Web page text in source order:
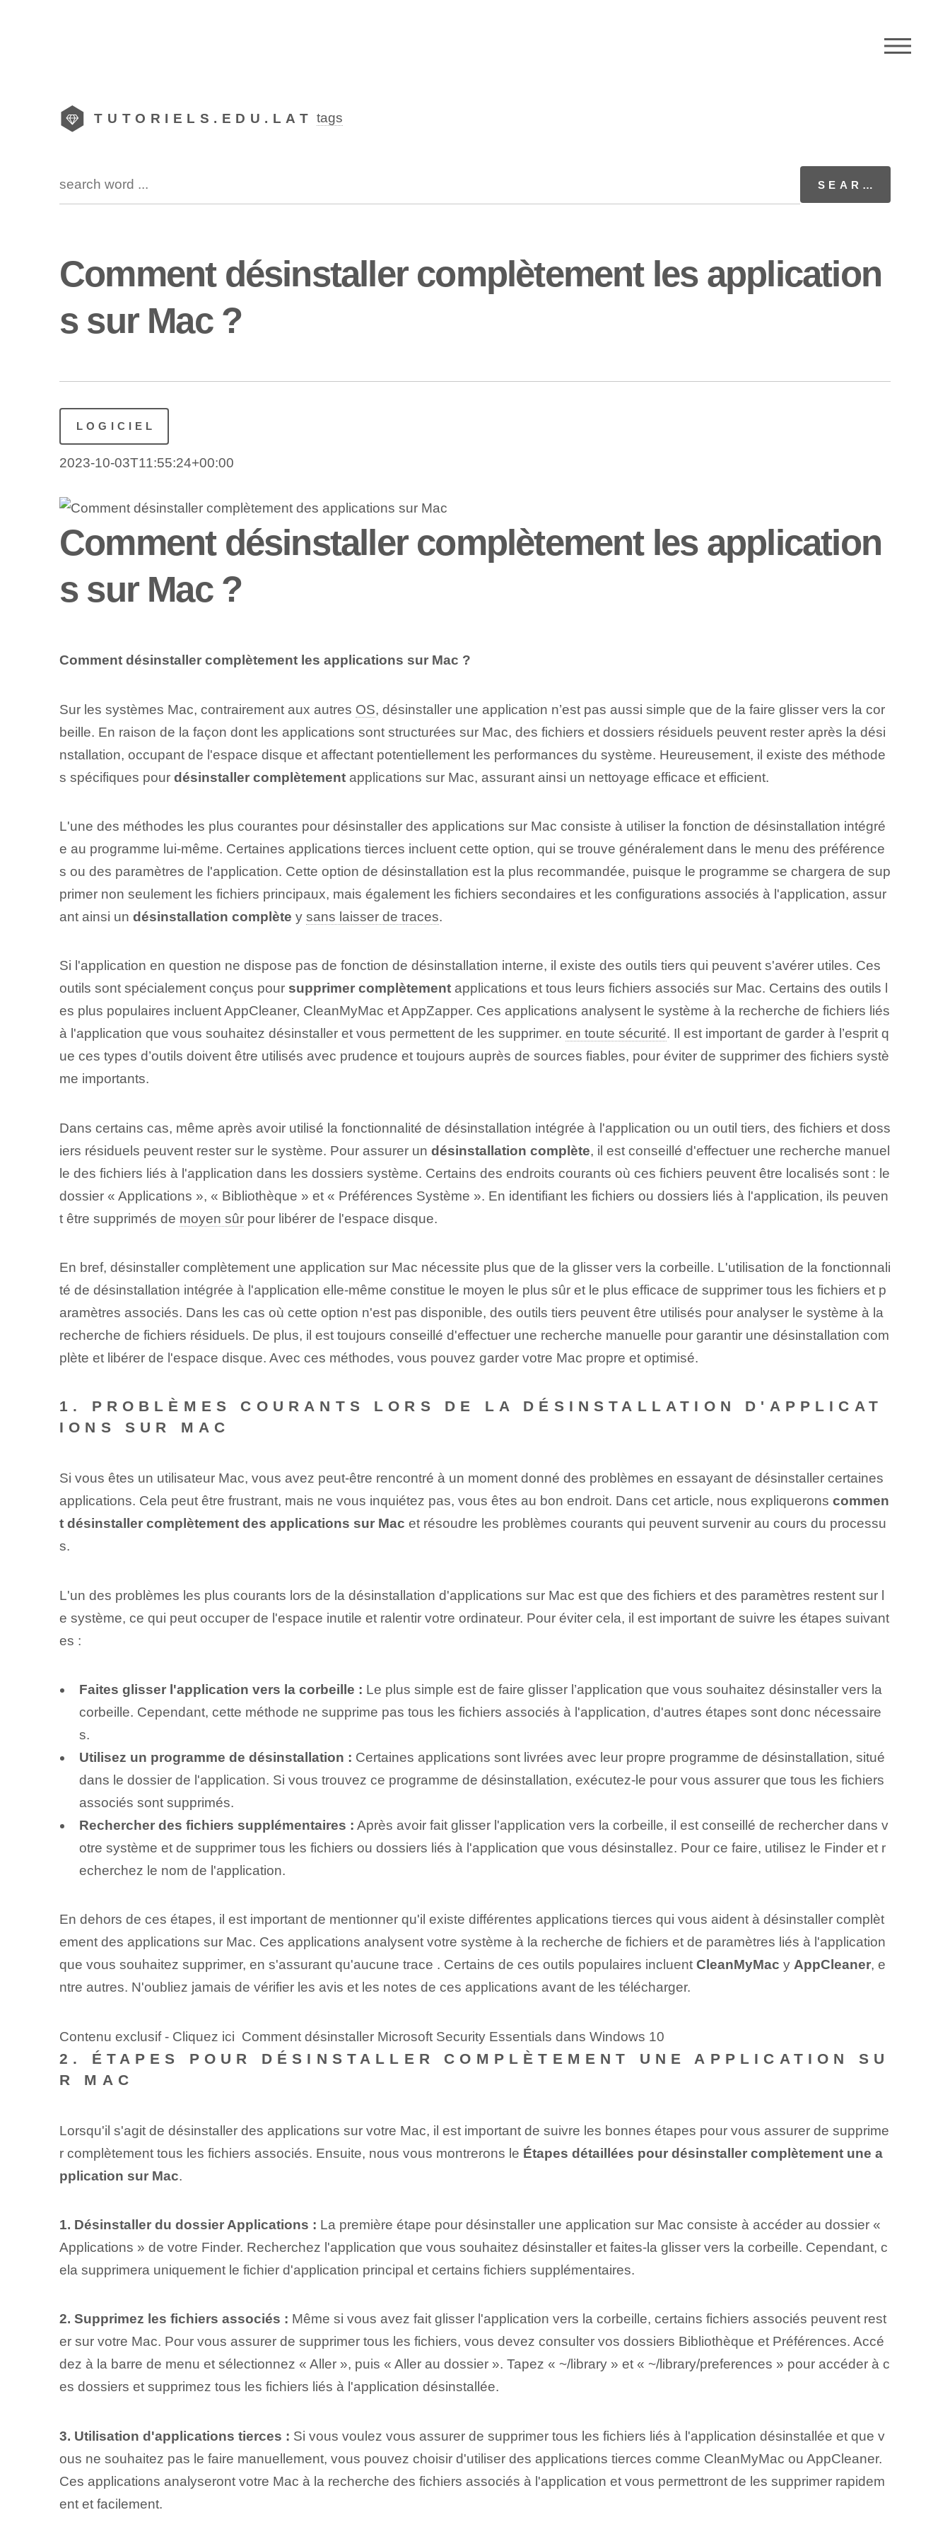
TUTORIELS.EDU.LAT tags
Comment désinstaller complètement les application
s sur Mac ?
LOGICIEL
2023-10-03T11:55:24+00:00
Comment désinstaller complètement les application
s sur Mac ?
Comment désinstaller complètement les applications sur Mac ?
Sur les systèmes Mac, contrairement aux autres OS, désinstaller une application n’est pas aussi simple que de la faire glisser vers la cor
beille. En raison de la façon dont les applications sont structurées sur Mac, des fichiers et dossiers résiduels peuvent rester après la dési
nstallation, occupant de l'espace disque et affectant potentiellement les performances du système. Heureusement, il existe des méthode
s spécifiques pour désinstaller complètementapplications sur Mac, assurant ainsi un nettoyage efficace et efficient.
L'une des méthodes les plus courantes pour désinstaller des applications sur Mac consiste à utiliser la fonction de désinstallation intégré
e au programme lui-même. Certaines applications tierces incluent cette option, qui se trouve généralement dans le menu des préférence
s ou des paramètres de l'application. Cette option de désinstallation est la plus recommandée, puisque le programme se chargera de sup
primer non seulement les fichiers principaux, mais également les fichiers secondaires et les configurations associés à l'application, assur
ant ainsi un désinstallation complète y sans laisser de traces.
Si l'application en question ne dispose pas de fonction de désinstallation interne, il existe des outils tiers qui peuvent s'avérer utiles. Ces
outils sont spécialement conçus pour supprimer complètementapplications et tous leurs fichiers associés sur Mac. Certains des outils l
es plus populaires incluent AppCleaner, CleanMyMac et AppZapper. Ces applications analysent le système à la recherche de fichiers liés
à l'application que vous souhaitez désinstaller et vous permettent de les supprimer. en toute sécurité. Il est important de garder à l’esprit q
ue ces types d’outils doivent être utilisés avec prudence et toujours auprès de sources fiables, pour éviter de supprimer des fichiers systè
me importants.
Dans certains cas, même après avoir utilisé la fonctionnalité de désinstallation intégrée à l'application ou un outil tiers, des fichiers et doss
iers résiduels peuvent rester sur le système. Pour assurer un désinstallation complète, il est conseillé d'effectuer une recherche manuel
le des fichiers liés à l'application dans les dossiers système. Certains des endroits courants où ces fichiers peuvent être localisés sont : le
dossier « Applications », « Bibliothèque » et « Préférences Système ». En identifiant les fichiers ou dossiers liés à l'application, ils peuven
t être supprimés de moyen sûrpour libérer de l'espace disque.
En bref, désinstaller complètement une application sur Mac nécessite plus que de la glisser vers la corbeille. L'utilisation de la fonctionnali
té de désinstallation intégrée à l'application elle-même constitue le moyen le plus sûr et le plus efficace de supprimer tous les fichiers et p
aramètres associés. Dans les cas où cette option n'est pas disponible, des outils tiers peuvent être utilisés pour analyser le système à la
recherche de fichiers résiduels. De plus, il est toujours conseillé d'effectuer une recherche manuelle pour garantir une désinstallation com
plète et libérer de l'espace disque. Avec ces méthodes, vous pouvez garder votre Mac propre et optimisé.
1. PROBLÈMES COURANTS LORS DE LA DÉSINSTALLATION D'APPLICAT
IONS SUR MAC
Si vous êtes un utilisateur Mac, vous avez peut-être rencontré à un moment donné des problèmes en essayant de désinstaller certaines
applications. Cela peut être frustrant, mais ne vous inquiétez pas, vous êtes au bon endroit. Dans cet article, nous expliquerons commen
t désinstaller complètement des applications sur Mac et résoudre les problèmes courants qui peuvent survenir au cours du processu
s.
L'un des problèmes les plus courants lors de la désinstallation d'applications sur Mac est que des fichiers et des paramètres restent sur l
e système, ce qui peut occuper de l'espace inutile et ralentir votre ordinateur. Pour éviter cela, il est important de suivre les étapes suivant
es :
Faites glisser l'application vers la corbeille : Le plus simple est de faire glisser l’application que vous souhaitez désinstaller vers la
corbeille. Cependant, cette méthode ne supprime pas tous les fichiers associés à l'application, d'autres étapes sont donc nécessaire
s.
Utilisez un programme de désinstallation : Certaines applications sont livrées avec leur propre programme de désinstallation, situé
dans le dossier de l'application. Si vous trouvez ce programme de désinstallation, exécutez-le pour vous assurer que tous les fichiers
associés sont supprimés.
Rechercher des fichiers supplémentaires : Après avoir fait glisser l'application vers la corbeille, il est conseillé de rechercher dans v
otre système et de supprimer tous les fichiers ou dossiers liés à l'application que vous désinstallez. Pour ce faire, utilisez le Finder et r
echerchez le nom de l'application.
En dehors de ces étapes, il est important de mentionner qu'il existe différentes applications tierces qui vous aident à désinstaller complèt
ement des applications sur Mac. Ces applications analysent votre système à la recherche de fichiers et de paramètres liés à l'application
que vous souhaitez supprimer, en s'assurant qu'aucune trace . Certains de ces outils populaires incluent CleanMyMac y AppCleaner, e
ntre autres. N'oubliez jamais de vérifier les avis et les notes de ces applications avant de les télécharger.
Contenu exclusif - Cliquez ici Comment désinstaller Microsoft Security Essentials dans Windows 10
2. ÉTAPES POUR DÉSINSTALLER COMPLÈTEMENT UNE APPLICATION SU
R MAC
Lorsqu'il s'agit de désinstaller des applications sur votre Mac, il est important de suivre les bonnes étapes pour vous assurer de supprime
r complètement tous les fichiers associés. Ensuite, nous vous montrerons le Étapes détaillées pour désinstaller complètement une a
pplication sur Mac.
1. Désinstaller du dossier Applications : La première étape pour désinstaller une application sur Mac consiste à accéder au dossier «
Applications » de votre Finder. Recherchez l'application que vous souhaitez désinstaller et faites-la glisser vers la corbeille. Cependant, c
ela supprimera uniquement le fichier d'application principal et certains fichiers supplémentaires.
2. Supprimez les fichiers associés : Même si vous avez fait glisser l'application vers la corbeille, certains fichiers associés peuvent rest
er sur votre Mac. Pour vous assurer de supprimer tous les fichiers, vous devez consulter vos dossiers Bibliothèque et Préférences. Accé
dez à la barre de menu et sélectionnez « Aller », puis « Aller au dossier ». Tapez « ~/library » et « ~/library/preferences » pour accéder à c
es dossiers et supprimez tous les fichiers liés à l'application désinstallée.
3. Utilisation d'applications tierces : Si vous voulez vous assurer de supprimer tous les fichiers liés à l'application désinstallée et que v
ous ne souhaitez pas le faire manuellement, vous pouvez choisir d'utiliser des applications tierces comme CleanMyMac ou AppCleaner.
Ces applications analyseront votre Mac à la recherche des fichiers associés à l'application et vous permettront de les supprimer rapidem
ent et facilement.